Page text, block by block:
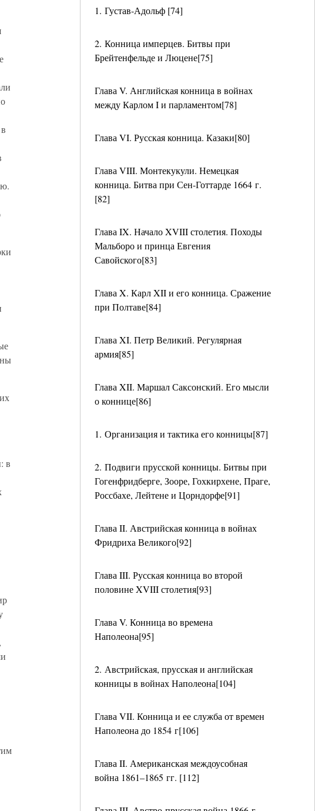
1. Густав-Адольф [74]
2. Конница имперцев. Битвы при
Брейтенфельде и Люцене[75]
Глава V. Английская конница в войнах
между Карлом I и парламентом[78]
Глава VI. Русская конница. Казаки[80]
Глава VIII. Монтекукули. Немецкая
конница. Битва при Сен-Готтарде 1664 г.
[82]
Глава IX. Начало XVIII столетия. Походы
Мальборо и принца Евгения
Савойского[83]
Глава X. Карл XII и его конница. Сражение
при Полтаве[84]
Глава XI. Петр Великий. Регулярная
армия[85]
Глава XII. Маршал Саксонский. Его мысли
о коннице[86]
1. Организация и тактика его конницы[87]
2. Подвиги прусской конницы. Битвы при
Гогенфридберге, Зооре, Гохкирхене, Праге,
Россбахе, Лейтене и Цорндорфе[91]
Глава II. Австрийская конница в войнах
Фридриха Великого[92]
Глава III. Русская конница во второй
половине XVIII столетия[93]
Глава V. Конница во времена
Наполеона[95]
2. Австрийская, прусская и английская
конницы в войнах Наполеона[104]
Глава VII. Конница и ее служба от времен
Наполеона до 1854 г[106]
Глава II. Американская междоусобная
война 1861–1865 гг. [112]
в